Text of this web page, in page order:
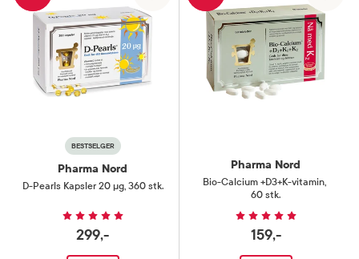
BESTSELGER
Pharma Nord
D-Pearls Kapsler 20 µg, 360 stk.
299,-
Pharma Nord
Bio-Calcium +D3+K-vitamin,
60 stk.
159,-